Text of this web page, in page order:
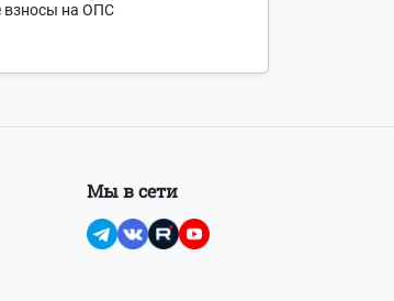
взносы на ОПС
Мы в сети